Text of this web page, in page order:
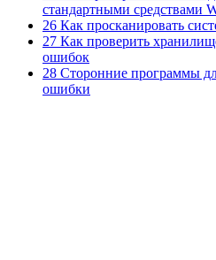
стандартными средствами
26 Как просканировать
27 Как проверить
ошибок
28 Сторонние программы
ошибки